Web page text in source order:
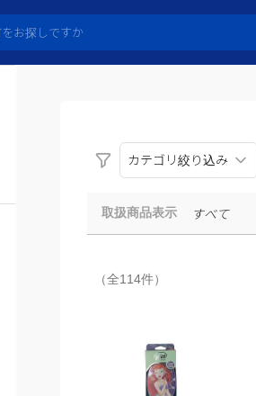
カテゴリ絞り込み
取扱商品表示 すべて
（全114件）